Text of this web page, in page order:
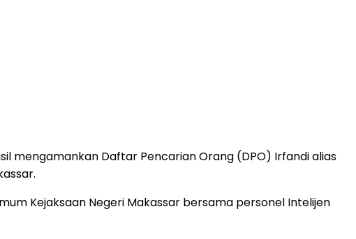
mengamankan Daftar Pencarian Orang (DPO) Irfandi alias
Kejaksaan Negeri Makassar bersama personel Intelijen